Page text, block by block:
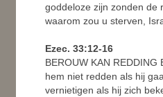
goddeloze zijn zonden de
waarom zou u sterven,
Ezec. 33:12-16
BEROUW KAN
hem niet redden als hij
vernietigen als hij zich